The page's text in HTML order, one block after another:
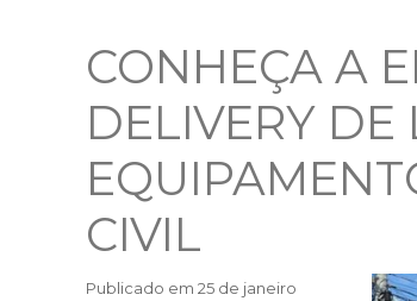
CONHEÇA A
DELIVERY DE
CIVIL
Publicado em 25 de janeiro